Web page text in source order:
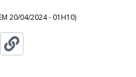
20/04/2024 - 01H10)